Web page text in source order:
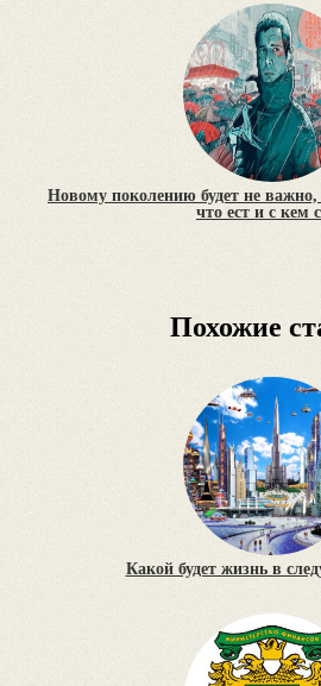
Новому поколению будет не
что ест и с кем
Похожие
Какой будет жизнь в